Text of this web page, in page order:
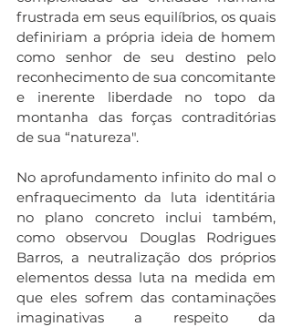
frustrada em seus equilíbrios, os quais
definiriam a própria ideia de homem
como senhor de seu destino pelo
reconhecimento de sua concomitante
e inerente liberdade no topo da
montanha das forças contraditórias
de sua “natureza".
No aprofundamento infinito do mal o
enfraquecimento da luta identitária
no plano concreto inclui também,
como observou Douglas Rodrigues
Barros, a neutralização dos próprios
elementos dessa luta na medida em
que eles sofrem das contaminações
imaginativas a respeito da